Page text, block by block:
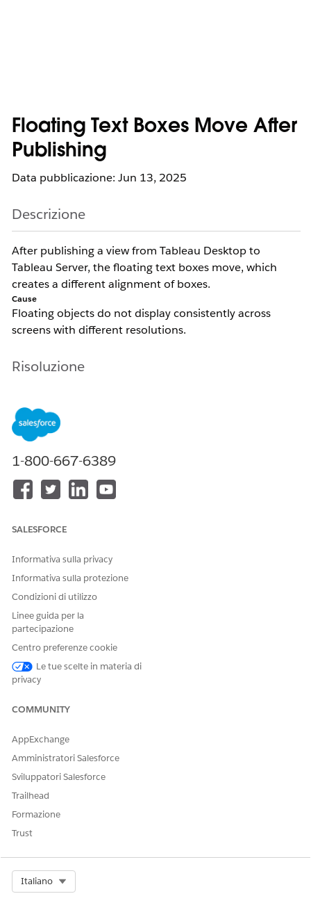
Floating Text Boxes Move After
Publishing
Data pubblicazione: Jun 13, 2025
Descrizione
After publishing a view from Tableau Desktop to
Tableau Server, the floating text boxes move, which
creates a different alignment of boxes.
Cause
Floating objects do not display consistently across
screens with different resolutions.
Risoluzione
Make dashboard objects tiled instead of floating
Or, when setting the dashboard sizing, ensure it is
set on Fixed
Or, edit your dashboard directly from Tableau
Server
Risorse aggiuntive
Tiled and Floating Layouts
Numero articolo Knowledge
001473119
QUESTO ARTICOLO HA RISOLTO IL PROBLEMA?
1-800-667-6389
SALESFORCE
Informativa sulla privacy
Informativa sulla protezione
Condizioni di utilizzo
Linee guida per la
partecipazione
Centro preferenze cookie
Le tue scelte in materia di
privacy
COMMUNITY
AppExchange
Amministratori Salesforce
Sviluppatori Salesforce
Trailhead
Formazione
Trust
Italiano